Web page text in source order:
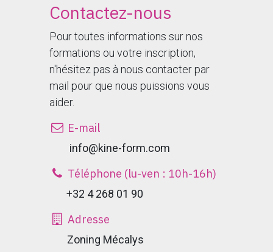
Contactez-nous
Pour toutes informations sur nos
formations ou votre inscription,
n'hésitez pas à nous contacter par
mail pour que nous puissions vous
aider.
E-mail
​ info@kine-form.com
Téléphone (lu-ven : 10h-16h)
+32 4 268 01 90
Adresse
Zoning Mécalys